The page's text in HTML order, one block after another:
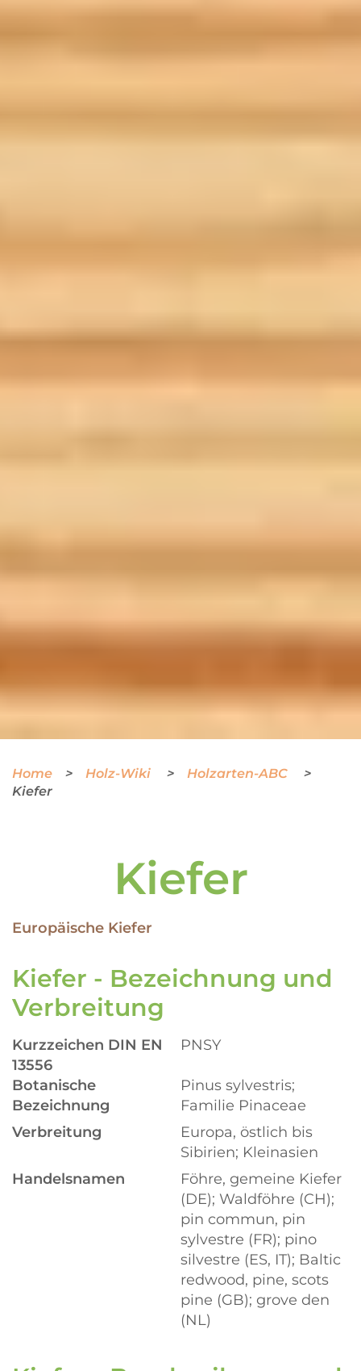
Home Holz-Wiki
Holzarten-ABC
Kiefer
Kiefer
Europäische Kiefer
Kiefer - Bezeichnung und
Verbreitung
Kurzzeichen DIN EN
13556
PNSY
Botanische
Bezeichnung
Pinus sylvestris;
Familie Pinaceae
Verbreitung
Europa, östlich bis
Sibirien; Kleinasien
Handelsnamen
Föhre, gemeine Kiefer
(DE); Waldföhre (CH);
pin commun, pin
sylvestre (FR); pino
silvestre (ES, IT); Baltic
redwood, pine, scots
pine (GB); grove den
(NL)